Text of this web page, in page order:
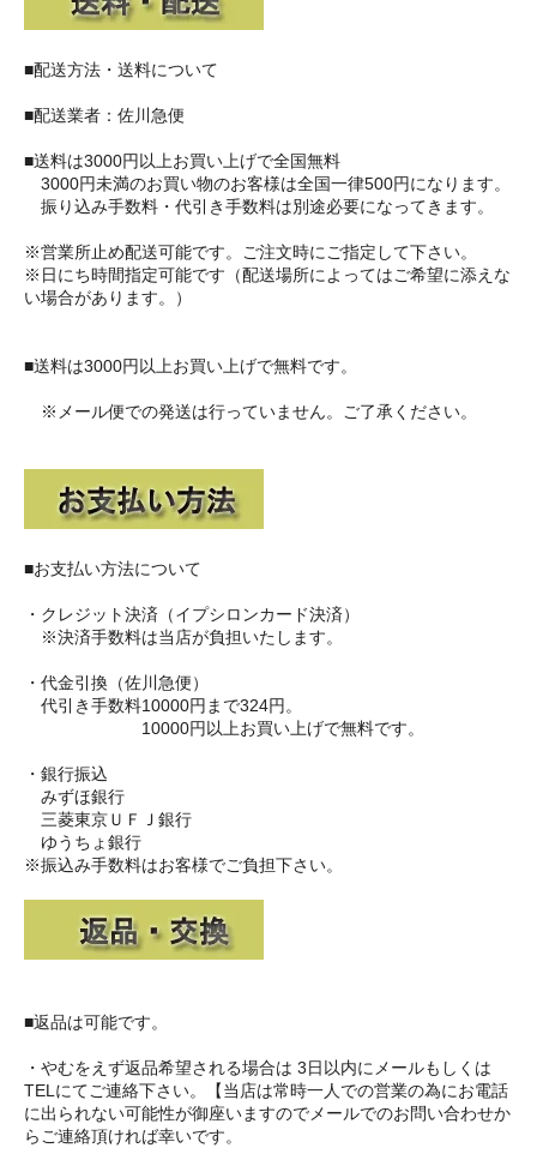
■配送方法・送料について
■配送業者：佐川急便
■送料は3000円以上お買い上げで全国無料
3000円未満のお買い物のお客様は全国一律500円になります。
振り込み手数料・代引き手数料は別途必要になってきます。
※営業所止め配送可能です。ご注文時にご指定して下さい。
※日にち時間指定可能です（配送場所によってはご希望に添えな
い場合があります。）
■送料は3000円以上お買い上げで無料です。
※メール便での発送は行っていません。ご了承ください。
■お支払い方法について
・クレジット決済（イプシロンカード決済）
※決済手数料は当店が負担いたします。
・代金引換（佐川急便）
代引き手数料10000円まで324円。
10000円以上お買い上げで無料です。
・銀行振込
みずほ銀行
三菱東京ＵＦＪ銀行
ゆうちょ銀行
※振込み手数料はお客様でご負担下さい。
■返品は可能です。
・やむをえず返品希望される場合は 3日以内にメールもしくは
TELにてご連絡下さい。【当店は常時一人での営業の為にお電話
に出られない可能性が御座いますのでメールでのお問い合わせか
らご連絡頂ければ幸いです。